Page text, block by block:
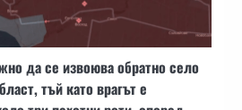
да се извоюва обратно село
тъй като врагът е